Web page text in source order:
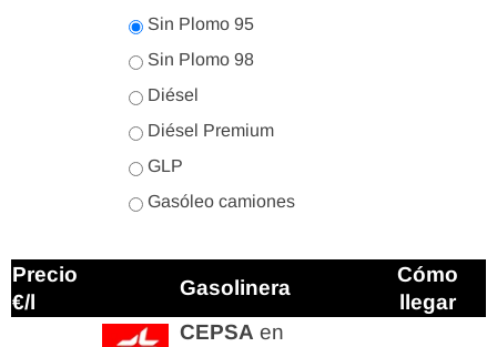
Sin Plomo 95
Sin Plomo 98
Diésel
Diésel Premium
GLP
Gasóleo camiones
Precio
€/l
Gasolinera
Cómo
llegar
CEPSA en